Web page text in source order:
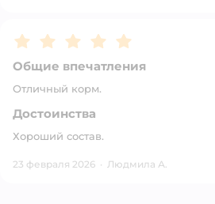
Рейтинг:5
Общие впечатления
Отличный корм.
Достоинства
Хороший состав.
23 февраля 2026 · Людмила А.